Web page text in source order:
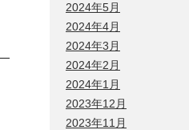
2024年5月
2024年4月
2024年3月
2024年2月
2024年1月
2023年12月
2023年11月